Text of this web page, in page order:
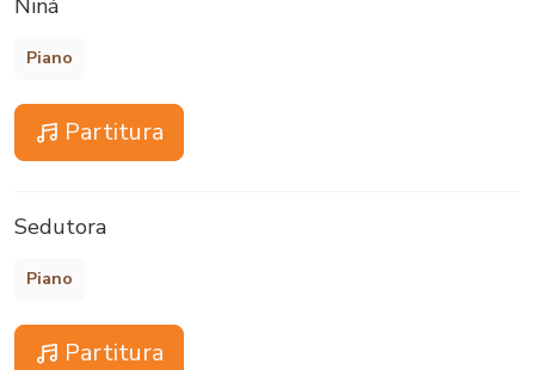
Niná
Piano
Partitura
Sedutora
Piano
Partitura